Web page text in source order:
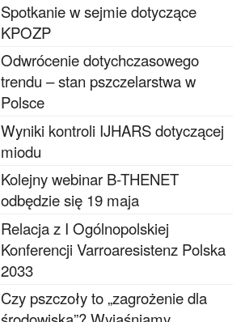
Spotkanie w sejmie dotyczące
KPOZP
Odwrócenie dotychczasowego
trendu – stan pszczelarstwa w
Polsce
Wyniki kontroli IJHARS dotyczącej
miodu
Kolejny webinar B-THENET
odbędzie się 19 maja
Relacja z I Ogólnopolskiej
Konferencji Varroaresistenz Polska
2033
Czy pszczoły to „zagrożenie dla